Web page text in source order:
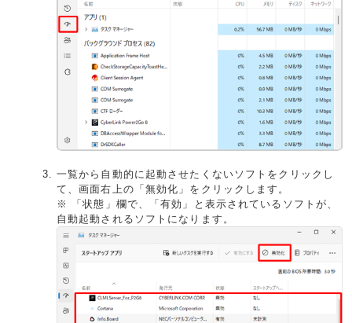
一覧から自動的に起動させたくないソフトをクリックし
て、画面右上の「無効化」をクリックします。
※ 「状態」欄で、「有効」と表示されているソフトが、
自動起動されるソフトになります。